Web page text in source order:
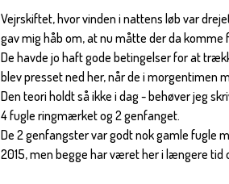
Vejrskiftet, hvor vinden i nattens løb var
gav mig håb om, at nu måtte der da komme
De havde jo haft gode betingelser for at
blev presset ned her, når de i morgentimen
Den teori holdt så ikke i dag - behøver jeg
4 fugle ringmærket og 2 genfanget.
De 2 genfangster var godt nok gamle fugle
2015, men begge har været her i længere